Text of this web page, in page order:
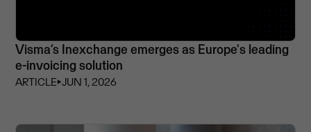
Visma’s Inexchange emerges as Europe's leading
e-invoicing solution
ARTICLE⏵JUN 1, 2026